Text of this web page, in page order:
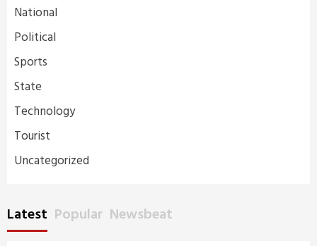
National
Political
Sports
State
Technology
Tourist
Uncategorized
Latest Popular Newsbeat